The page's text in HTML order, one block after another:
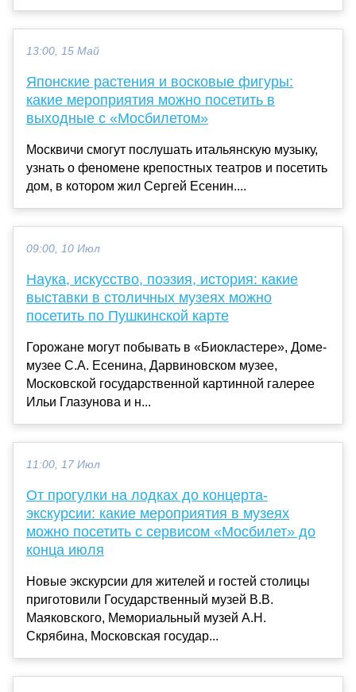
13:00, 15 Май
Японские растения и восковые фигуры:
какие мероприятия можно посетить в
выходные с «Мосбилетом»
Москвичи смогут послушать итальянскую музыку,
узнать о феномене крепостных театров и посетить
дом, в котором жил Сергей Есенин....
09:00, 10 Июл
Наука, искусство, поэзия, история: какие
выставки в столичных музеях можно
посетить по Пушкинской карте
Горожане могут побывать в «Биокластере», Доме-
музее С.А. Есенина, Дарвиновском музее,
Московской государственной картинной галерее
Ильи Глазунова и н...
11:00, 17 Июл
От прогулки на лодках до концерта-
экскурсии: какие мероприятия в музеях
можно посетить с сервисом «Мосбилет» до
конца июля
Новые экскурсии для жителей и гостей столицы
приготовили Государственный музей В.В.
Маяковского, Мемориальный музей А.Н.
Скрябина, Московская государ...